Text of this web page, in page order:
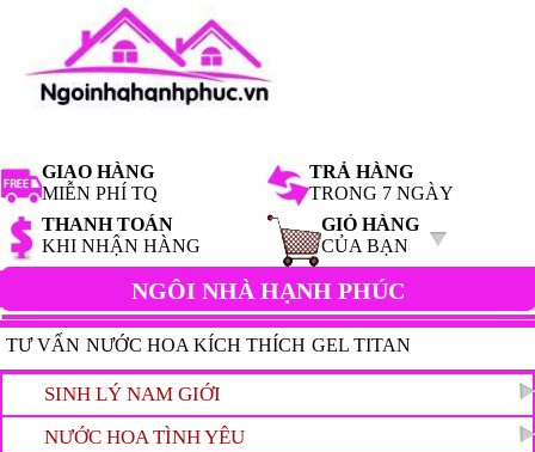
GIAO HÀNG
MIỄN PHÍ TQ
TRẢ HÀNG
TRONG 7 NGÀY
THANH TOÁN
KHI NHẬN HÀNG
GIỎ HÀNG
CỦA BẠN
NGÔI NHÀ HẠNH PHÚC
TƯ VẤN NƯỚC HOA KÍCH THÍCH GEL TITAN
HAMMER OF THOR TIN HOT
SINH LÝ NAM GIỚI
NƯỚC HOA TÌNH YÊU